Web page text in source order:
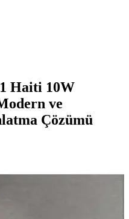
Haiti 10W
ve
Çözümü